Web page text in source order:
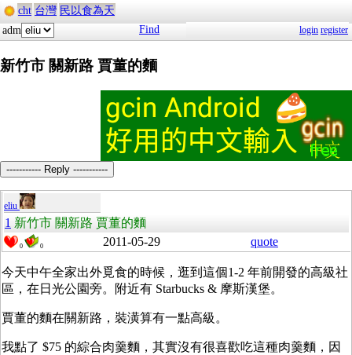
cht 台灣 民以食為天
adm
Find login register
新竹市 關新路 賈董的麵
----------- Reply -----------
eliu
1 新竹市 關新路 賈董的麵
0 0 2011-05-29 quote
今天中午全家出外覓食的時候，逛到這個1-2 年前開發的高級社
區，在日光公園旁。附近有 Starbucks & 摩斯漢堡。
賈董的麵在關新路，裝潢算有一點高級。
我點了 $75 的綜合肉羹麵，其實沒有很喜歡吃這種肉羹麵，因